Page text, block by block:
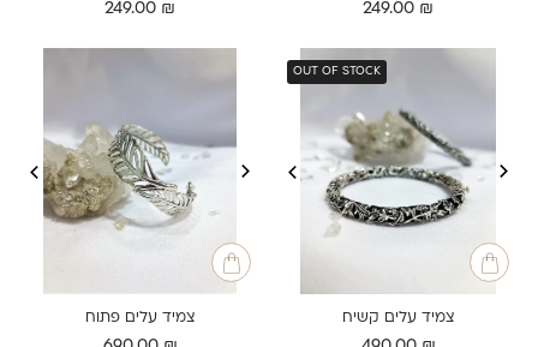
249.00 ₪
249.00 ₪
OUT OF STOCK
צמיד עלים קשיח צמיד עלים פתוח